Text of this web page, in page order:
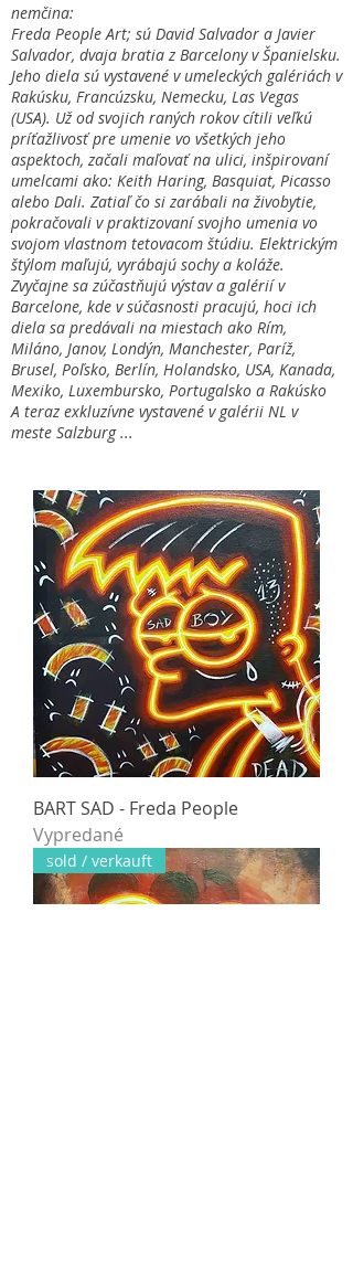
nemčina:
Freda People Art; sú David Salvador a Javier
Salvador, dvaja bratia z Barcelony v Španielsku.
Jeho diela sú vystavené v umeleckých galériách v
Rakúsku, Francúzsku, Nemecku, Las Vegas
(USA). Už od svojich raných rokov cítili veľkú
príťažlivosť pre umenie vo všetkých jeho
aspektoch, začali maľovať na ulici, inšpirovaní
umelcami ako: Keith Haring, Basquiat, Picasso
alebo Dali. Zatiaľ čo si zarábali na živobytie,
pokračovali v praktizovaní svojho umenia vo
svojom vlastnom tetovacom štúdiu. Elektrickým
štýlom maľujú, vyrábajú sochy a koláže.
Zvyčajne sa zúčastňujú výstav a galérií v
Barcelone, kde v súčasnosti pracujú, hoci ich
diela sa predávali na miestach ako Rím,
Miláno, Janov, Londýn, Manchester, Paríž,
Brusel, Poľsko, Berlín, Holandsko, USA, Kanada,
Mexiko, Luxembursko, Portugalsko a Rakúsko
A teraz exkluzívne vystavené v galérii NL v
meste Salzburg ...
BART SAD - Freda People
Vypredané
sold / verkauft